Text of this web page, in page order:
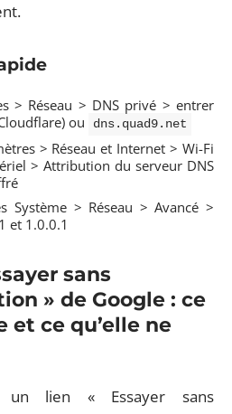
> Réseau > DNS privé > entrer
ou dns.quad9.net
> Réseau et Internet > Wi-Fi
> Attribution du serveur DNS
Système > Réseau > Avancé >
et 1.0.0.1
sans
» de Google : ce
et ce qu’elle ne
un lien « Essayer sans